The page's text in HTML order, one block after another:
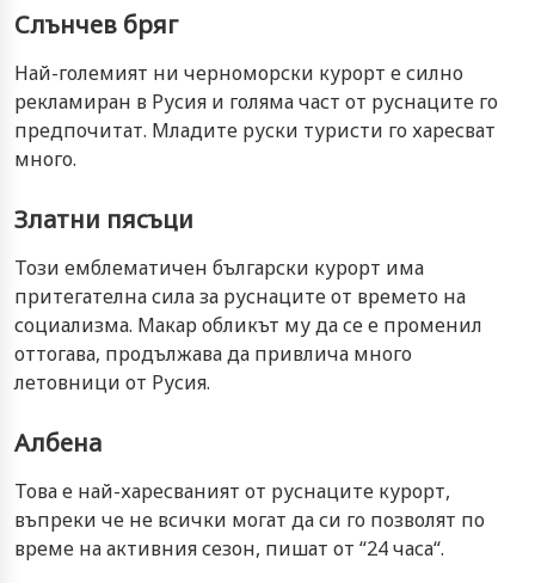
Слънчев бряг
Най-големият ни черноморски курорт е силно
рекламиран в Русия и голяма част от руснаците го
предпочитат. Младите руски туристи го харесват
много.
Златни пясъци
Този емблематичен български курорт има
притегателна сила за руснаците от времето на
социализма. Макар обликът му да се е променил
оттогава, продължава да привлича много
летовници от Русия.
Албена
Това е най-харесваният от руснаците курорт,
въпреки че не всички могат да си го позволят по
време на активния сезон, пишат от “24 часа“.